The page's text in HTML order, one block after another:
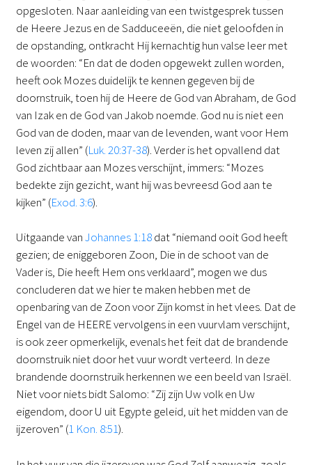
opgesloten. Naar aanleiding van een twistgesprek tussen
de Heere Jezus en de Sadduceeën, die niet geloofden in
de opstanding, ontkracht Hij kernachtig hun valse leer met
de woorden: “En dat de doden opgewekt zullen worden,
heeft ook Mozes duidelijk te kennen gegeven bij de
doornstruik, toen hij de Heere de God van Abraham, de God
van Izak en de God van Jakob noemde. God nu is niet een
God van de doden, maar van de levenden, want voor Hem
leven zij allen” (Luk. 20:37-38). Verder is het opvallend dat
God zichtbaar aan Mozes verschijnt, immers: “Mozes
bedekte zijn gezicht, want hij was bevreesd God aan te
kijken” (Exod. 3:6).
Uitgaande vanJohannes 1:18dat “niemand ooit God heeft
gezien; de eniggeboren Zoon, Die in de schoot van de
Vader is, Die heeft Hem ons verklaard”, mogen we dus
concluderen dat we hier te maken hebben met de
openbaring van de Zoon voor Zijn komst in het vlees. Dat de
Engel van de HEERE vervolgens in een vuurvlam verschijnt,
is ook zeer opmerkelijk, evenals het feit dat de brandende
doornstruik niet door het vuur wordt verteerd. In deze
brandende doornstruik herkennen we een beeld van Israël.
Niet voor niets bidt Salomo: “Zij zijn Uw volk en Uw
eigendom, door U uit Egypte geleid, uit het midden van de
ijzeroven” (1 Kon. 8:51).